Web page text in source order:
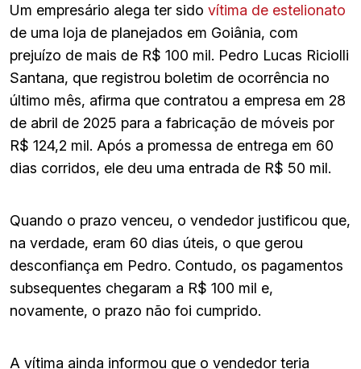
Um empresário alega ter sido vítima de estelionato
de uma loja de planejados em Goiânia, com
prejuízo de mais de R$ 100 mil. Pedro Lucas Riciolli
Santana, que registrou boletim de ocorrência no
último mês, afirma que contratou a empresa em 28
de abril de 2025 para a fabricação de móveis por
R$ 124,2 mil. Após a promessa de entrega em 60
dias corridos, ele deu uma entrada de R$ 50 mil.
Quando o prazo venceu, o vendedor justificou que,
na verdade, eram 60 dias úteis, o que gerou
desconfiança em Pedro. Contudo, os pagamentos
subsequentes chegaram a R$ 100 mil e,
novamente, o prazo não foi cumprido.
A vítima ainda informou que o vendedor teria